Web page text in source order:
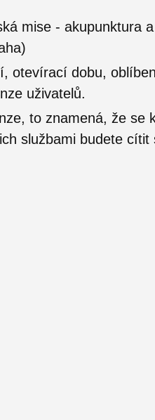
mise - akupunktura
otevírací dobu,
uživatelů.
to znamená, že se
službami budete cítit